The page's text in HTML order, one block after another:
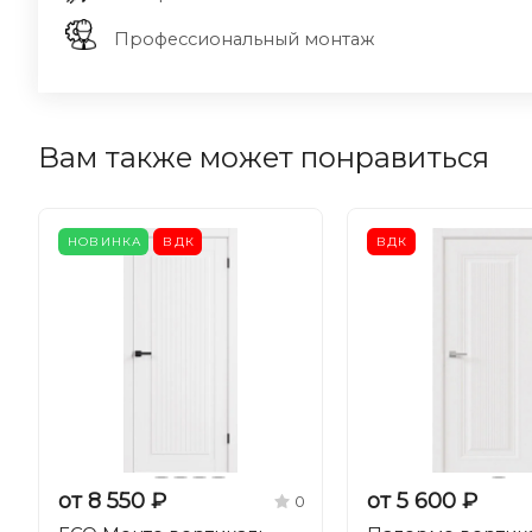
Профессиональный монтаж
Вам также может понравиться
НОВИНКА ВДК
от 8 550 ₽ 0
ВДК
от 5 600 ₽